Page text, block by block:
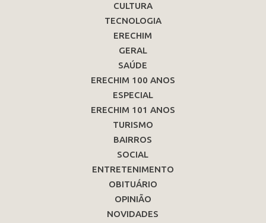
CULTURA
TECNOLOGIA
ERECHIM
GERAL
SAÚDE
ERECHIM 100 ANOS
ESPECIAL
ERECHIM 101 ANOS
TURISMO
BAIRROS
SOCIAL
ENTRETENIMENTO
OBITUÁRIO
OPINIÃO
NOVIDADES